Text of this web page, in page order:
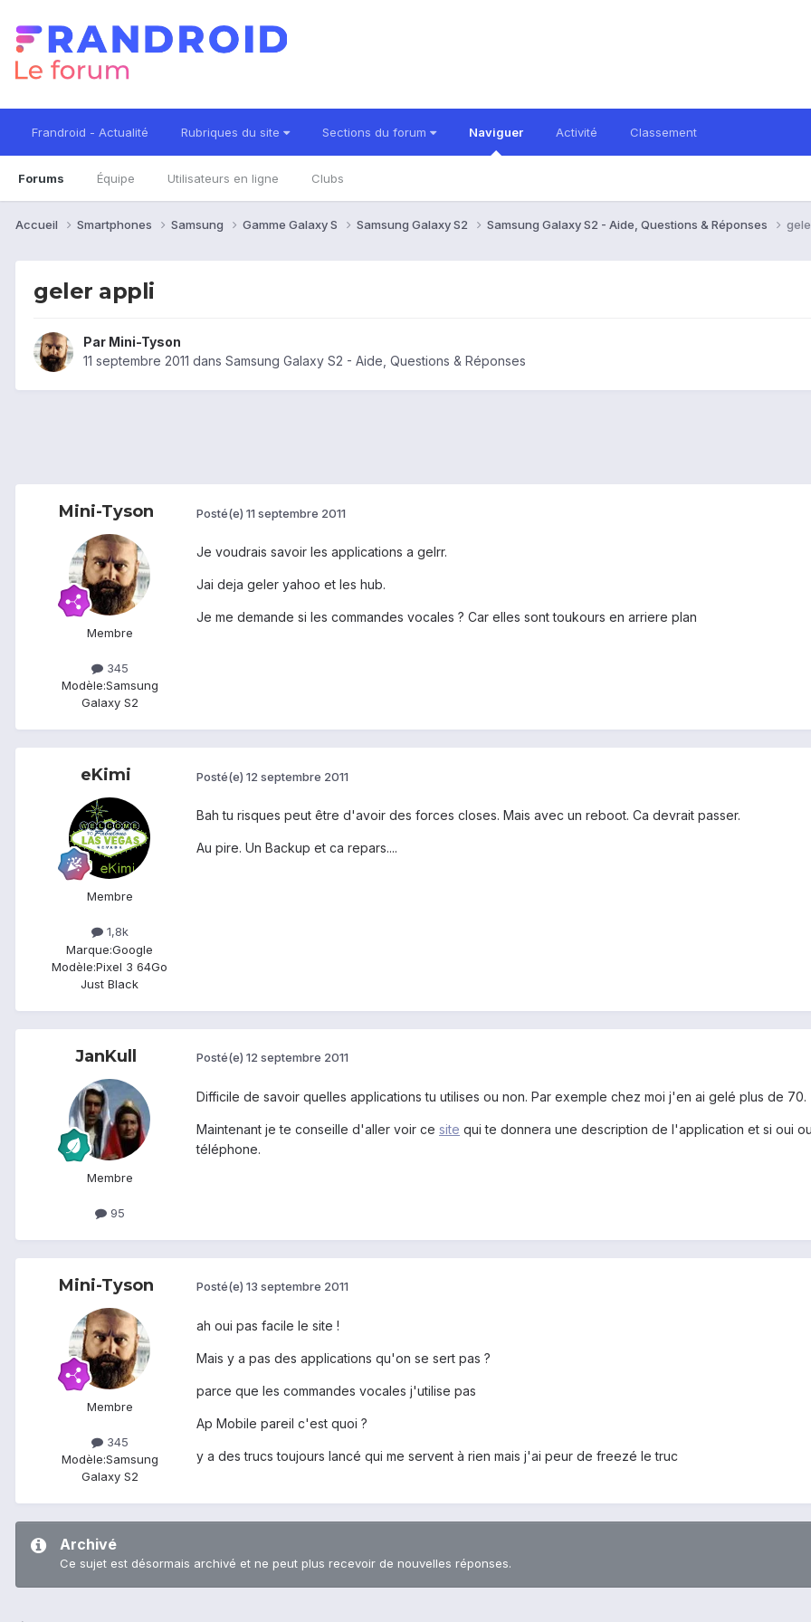
Frandroid - Actualité Rubriques du site Sections du forum Naviguer
Forums Équipe Utilisateurs en ligne Clubs
Activité Classement
Accueil Smartphones Samsung Gamme Galaxy S Samsung Galaxy S2 Samsung Galaxy S2 - Aide, Questions & Réponses
geler appli
Par Mini-Tyson
11 septembre 2011 dans Samsung Galaxy S2 - Aide, Questions & Réponses
Mini-Tyson
Membre
345
Modèle:Samsung
Galaxy S2
Posté(e) 11 septembre 2011
Je voudrais savoir les applications a gelrr.
Jai deja geler yahoo et les hub.
Je me demande si les commandes vocales ? Car elles sont toukours en arriere plan
eKimi
Membre
1,8k
Marque:Google
Modèle:Pixel 3 64Go
Just Black
Posté(e) 12 septembre 2011
Bah tu risques peut être d'avoir des forces closes. Mais avec un reboot. Ca devrait passer.
Au pire. Un Backup et ca repars....
JanKull
Membre
95
Posté(e) 12 septembre 2011
Difficile de savoir quelles applications tu utilises ou non. Par exemple chez moi j'en ai gelé plus de 70.
Maintenant je te conseille d'aller voir ce site qui te donnera une description de l'application et si oui
téléphone.
Mini-Tyson
Membre
345
Modèle:Samsung
Galaxy S2
Posté(e) 13 septembre 2011
ah oui pas facile le site !
Mais y a pas des applications qu'on se sert pas ?
parce que les commandes vocales j'utilise pas
Ap Mobile pareil c'est quoi ?
y a des trucs toujours lancé qui me servent à rien mais j'ai peur de freezé le truc
Archivé
Ce sujet est désormais archivé et ne peut plus recevoir de nouvelles réponses.